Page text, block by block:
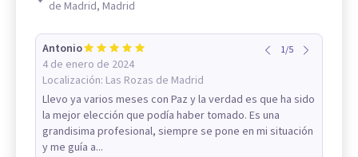
de Madrid, Madrid
Antonio
4 de enero de 2024
Localización: Las Rozas de Madrid
1/5
Llevo ya varios meses con Paz y la verdad es que ha sido
la mejor elección que podía haber tomado. Es una
grandisima profesional, siempre se pone en mi situación
y me guía a...